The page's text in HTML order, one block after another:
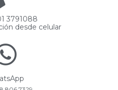
3791088
desde celular